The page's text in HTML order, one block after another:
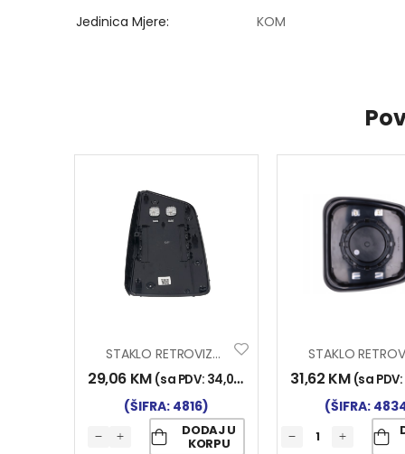
Jedinica Mjere KOM
STAKLO RETROVIZORA VOLVO FH III 2013- LIJEVO
29,06 KM (sa PDV: 34,00
(ŠIFRA: 4816)
DODAJ U
KORPU
31,62 KM (sa PDV:
(ŠIFRA: